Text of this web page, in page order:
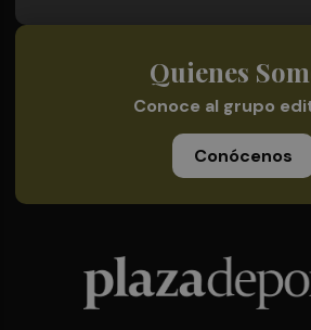
Quienes
Conoce al grupo
Conócenos